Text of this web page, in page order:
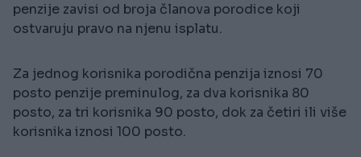
penzije zavisi od broja članova porodice koji
ostvaruju pravo na njenu isplatu.
Za jednog korisnika porodična penzija iznosi 70
posto penzije preminulog, za dva korisnika 80
posto, za tri korisnika 90 posto, dok za četiri ili više
korisnika iznosi 100 posto.